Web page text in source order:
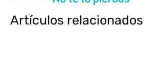
Artículos relacionados